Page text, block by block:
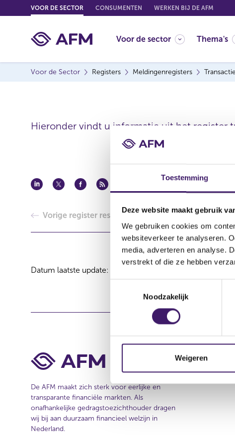
Toestemming
Deze website maakt gebruik
We gebruiken cookies om
websiteverkeer te analyseren.
media, adverteren en analyse.
verstrekt of die ze hebben
i
s
Noodzakelijk
Weigeren
o
o
VOOR DE SECTOR CONSUMENTEN WERKEN BIJ DE AFM
Voor de sector Thema's
Voor de Sector Registers Meldingenregisters
Hieronder vindt u informatie uit het register
Vorige register resultaat
Datum laatste update: 08 augustus 2026
De AFM maakt zich sterk voor eerlijke en
transparante financiële markten. Als
onafhankelijke gedragstoezichthouder dragen
wij bij aan duurzaam financieel welzijn in
Nederland.